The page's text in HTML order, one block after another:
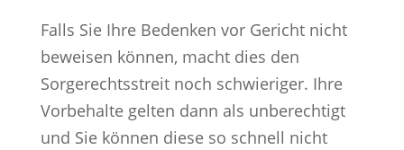
Falls Sie Ihre Bedenken vor Gericht nicht
beweisen können, macht dies den
Sorgerechtsstreit noch schwieriger. Ihre
Vorbehalte gelten dann als unberechtigt
und Sie können diese so schnell nicht